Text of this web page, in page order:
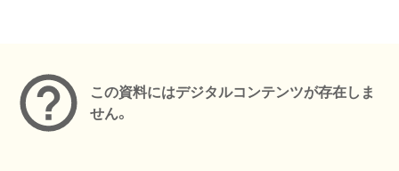
この資料にはデジタルコンテンツが存在しま
せん。